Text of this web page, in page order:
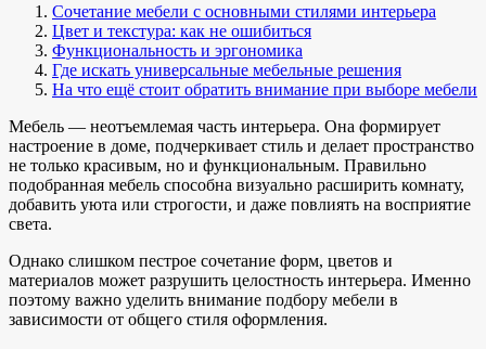
Сочетание мебели с основными стилями интерьера
Цвет и текстура: как не ошибиться
Функциональность и эргономика
Где искать универсальные мебельные решения
На что ещё стоит обратить внимание при выборе мебели
Мебель — неотъемлемая часть интерьера. Она формирует
настроение в доме, подчеркивает стиль и делает пространство
не только красивым, но и функциональным. Правильно
подобранная мебель способна визуально расширить комнату,
добавить уюта или строгости, и даже повлиять на восприятие
света.
Однако слишком пестрое сочетание форм, цветов и
материалов может разрушить целостность интерьера. Именно
поэтому важно уделить внимание подбору мебели в
зависимости от общего стиля оформления.